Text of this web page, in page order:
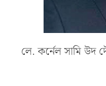
লে. কর্নেল সামি উদ